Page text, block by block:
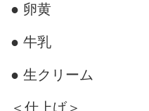
● 卵黄
● 牛乳
● 生クリーム
＜仕上げ＞